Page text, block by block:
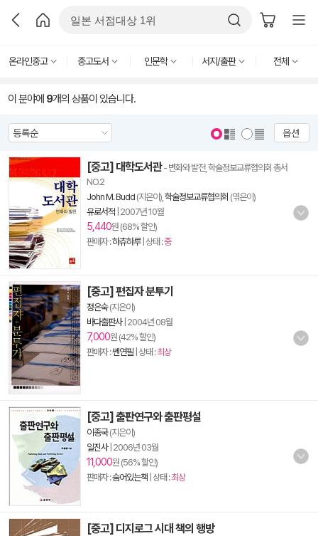
온라인중고 중고도서 인문학 서지/출판 전체
이 분야에 9개의 상품이 있습니다.
옵션
[중고] 대학도서관- 변화와 발전, 학술정보교류협의회 총서
NO.2
John M. Budd (지은이), 학술정보교류협의회 (엮은이)
유로서적 2007년 10월
5,440원 (68% 할인)
판매자 :하츄하루| 상태 :중
[중고] 편집자 분투기
정은숙(지은이)
바다출판사| 2004년 08월
7,000원 (42% 할인)
판매자 :쎈연필 | 상태 :최상
[중고] 출판연구와 출판평설
이종국(지은이)
일진사| 2006년 03월
11,000원 (56% 할인)
판매자 :숨어있는책 | 상태 :최상
[중고] 디지로그 시대 책의 행방